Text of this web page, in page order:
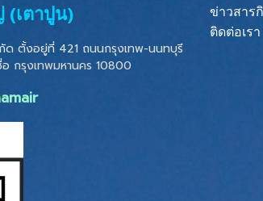
(เตาปูน)
ด ตั้งอยู่ที่ 421 ถนนกรุงเทพ-นนทบุรี
กรุงเทพมหานคร 10800
ข่าวสาร
ติดต่อเรา